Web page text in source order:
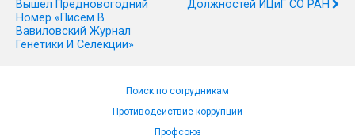
Вышел Предновогодний
Номер «Писем В
Вавиловский Журнал
Генетики И Селекции»
Должностей ИЦиГ СО РАН
Поиск по сотрудникам
Противодействие коррупции
Профсоюз